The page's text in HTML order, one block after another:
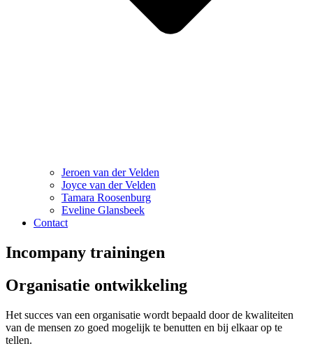
Jeroen van der Velden
Joyce van der Velden
Tamara Roosenburg
Eveline Glansbeek
Contact
Incompany trainingen
Organisatie ontwikkeling
Het succes van een organisatie wordt bepaald door de kwaliteiten
van de mensen zo goed mogelijk te benutten en bij elkaar op te
tellen.